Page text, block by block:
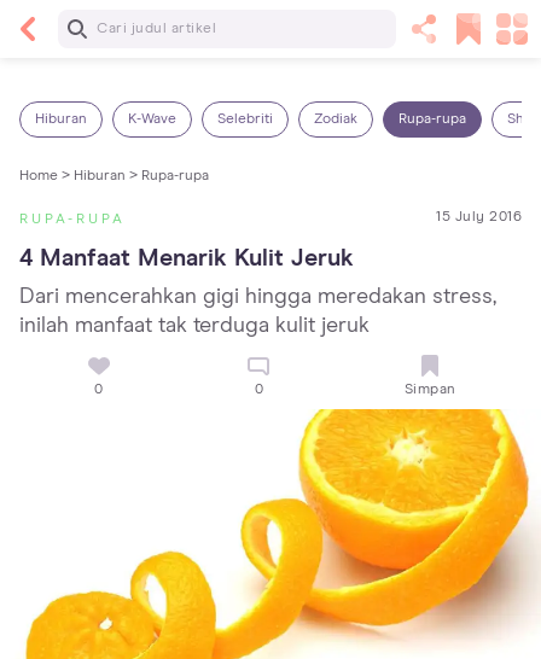
Baca Selanjutnya
Hiburan K-Wave Selebriti Zodiak Rupa-rupa
Home > Hiburan > Rupa-rupa
RUPA-RUPA 15 July 2016
4 Manfaat Menarik Kulit Jeruk
Dari mencerahkan gigi hingga meredakan stress,
inilah manfaat tak terduga kulit jeruk
0 0 Simpan